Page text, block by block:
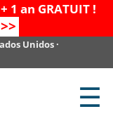
1 an GRATUIT !
>>
Unidos ·
☰